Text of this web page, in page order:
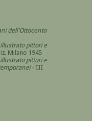
dell'Ottocento
pittori e
Milano 1945
pittori e
- III